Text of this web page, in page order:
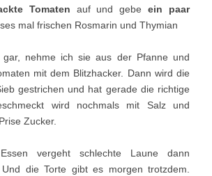
Tomaten auf und gebeein paar
mal frischen Rosmarin und Thymian
gar, nehme ich sie aus der Pfanne und
mit dem Blitzhacker. Dann wird die
gestrichen und hat gerade die richtige
wird nochmals mit Salz und
Zucker.
vergeht schlechte Laune dann
die Torte gibt es morgen trotzdem.